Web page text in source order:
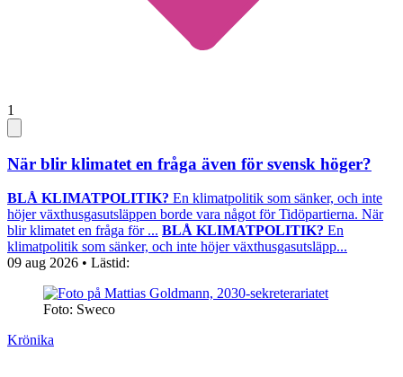
1
När blir klimatet en fråga även för svensk höger?
BLÅ KLIMATPOLITIK? En klimatpolitik som sänker, och inte
höjer växthusgasutsläppen borde vara något för Tidöpartierna. När
blir klimatet en fråga för ... BLÅ KLIMATPOLITIK? En
klimatpolitik som sänker, och inte höjer växthusgasutsläpp...
09 aug 2026 • Lästid:
Foto: Sweco
Krönika